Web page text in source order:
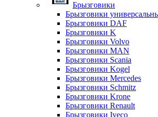
Брызговики
Брызговики
Брызговики DAF
Брызговики K
Брызговики Volvo
Брызговики MAN
Брызговики Scania
Брызговики Kogel
Брызговики Mercedes
Брызговики Schmitz
Брызговики Krone
Брызговики Renault
Брызговики Iveco